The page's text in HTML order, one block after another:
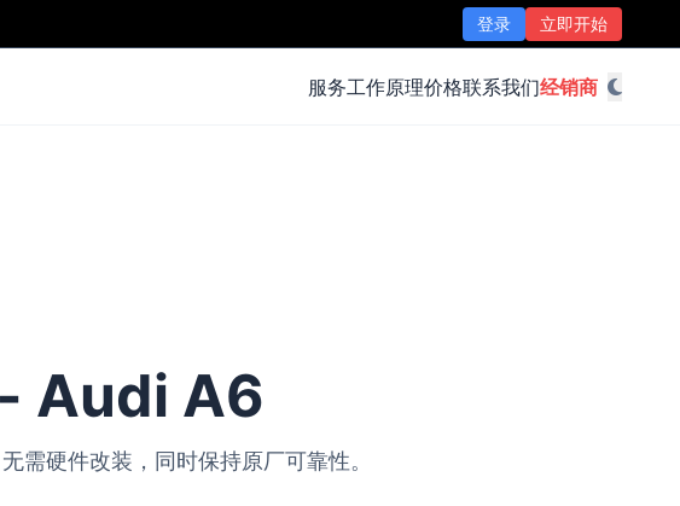
登录 立即开始
服务工作原理价格联系我们经销商
Audi A6
需硬件改装，同时保持原厂可靠性。